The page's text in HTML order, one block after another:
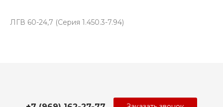
ЛГВ 60-24,7 (Серия 1.450.3-7.94)